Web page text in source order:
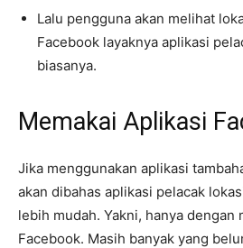
Lalu pengguna akan melihat
Facebook layaknya aplikasi
biasanya.
Memakai Aplikasi
Jika menggunakan aplikasi
akan dibahas aplikasi pelacak
lebih mudah. Yakni, hanya dengan
Facebook. Masih banyak yang